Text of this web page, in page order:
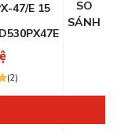
47/E 15
(2)
SO
SÁNH